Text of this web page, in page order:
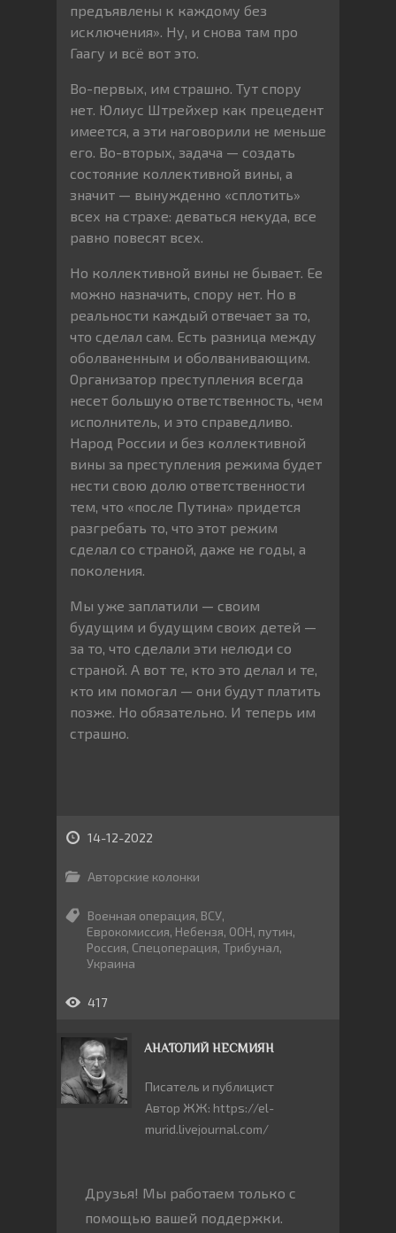
предъявлены к каждому без
исключения». Ну, и снова там про
Гаагу и всё вот это.
Во-первых, им страшно. Тут спору
нет. Юлиус Штрейхер как прецедент
имеется, а эти наговорили не меньше
его. Во-вторых, задача — создать
состояние коллективной вины, а
значит — вынужденно «сплотить»
всех на страхе: деваться некуда, все
равно повесят всех.
Но коллективной вины не бывает. Ее
можно назначить, спору нет. Но в
реальности каждый отвечает за то,
что сделал сам. Есть разница между
оболваненным и оболванивающим.
Организатор преступления всегда
несет большую ответственность, чем
исполнитель, и это справедливо.
Народ России и без коллективной
вины за преступления режима будет
нести свою долю ответственности
тем, что «после Путина» придется
разгребать то, что этот режим
сделал со страной, даже не годы, а
поколения.
Мы уже заплатили — своим
будущим и будущим своих детей —
за то, что сделали эти нелюди со
страной. А вот те, кто это делал и те,
кто им помогал — они будут платить
позже. Но обязательно. И теперь им
страшно.
14-12-2022
Авторские колонки
Военная операция, ВСУ,
Еврокомиссия, Небензя, ООН, путин,
Россия, Спецоперация, Трибунал,
Украина
417
АНАТОЛИЙ НЕСМИЯН
Писатель и публицист
Автор ЖЖ: https://el-
murid.livejournal.com/
Друзья! Мы работаем только с
помощью вашей поддержки.